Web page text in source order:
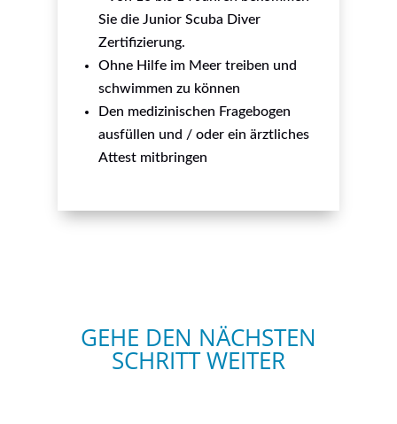
Sie die Junior Scuba Diver
Zertifizierung.
Ohne Hilfe im Meer treiben und
schwimmen zu können
Den medizinischen Fragebogen
ausfüllen und / oder ein ärztliches
Attest mitbringen
GEHE DEN NÄCHSTEN
SCHRITT WEITER